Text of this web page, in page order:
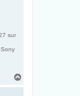
sur